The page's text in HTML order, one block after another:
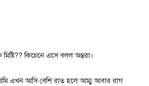
কিচেনে এসে বলল অন্তরা।
এখন আসি বেশি রাত হলে আম্মু আবার রাগ